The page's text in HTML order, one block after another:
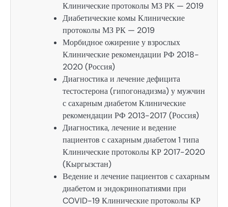
Клинические протоколы МЗ РК — 2019
Диабетические комы Клинические
протоколы МЗ РК — 2019
Морбидное ожирение у взрослых
Клинические рекомендации РФ 2018-
2020 (Россия)
Диагностика и лечение дефицита
тестостерона (гипогонадизма) у мужчин
с сахарным диабетом Клинические
рекомендации РФ 2013-2017 (Россия)
Диагностика, лечение и ведение
пациентов с сахарным диабетом 1 типа
Клинические протоколы КР 2017-2020
(Кыргызстан)
Ведение и лечение пациентов с сахарным
диабетом и эндокринопатиями при
COVID-19 Клинические протоколы КР